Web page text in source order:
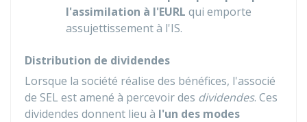
l'assimilation à l'EURL qui emporte
assujettissement à l'IS.
Distribution de dividendes
Lorsque la société réalise des bénéfices, l'associé
de SEL est amené à percevoir des dividendes. Ces
dividendes donnent lieu à l'un des modes